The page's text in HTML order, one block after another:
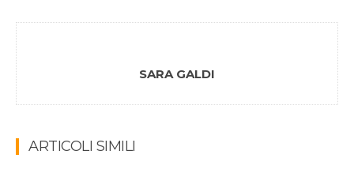
SARA GALDI
ARTICOLI SIMILI